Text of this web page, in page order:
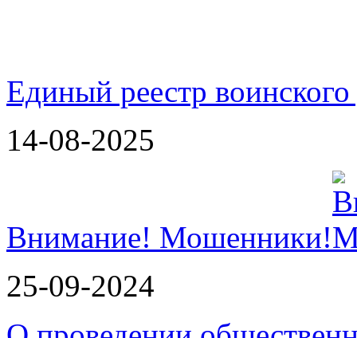
Единый реестр воинского
14-08-2025
Внимание! Мошенники!
25-09-2024